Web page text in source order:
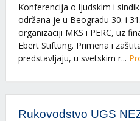
Konferencija o ljudskim i
održana je u Beogradu 30. i
organizaciji MKS i PERC, uz
Ebert Stiftung. Primena i
predstavljaju, u svetskim r...
Rukovodstvo UGS